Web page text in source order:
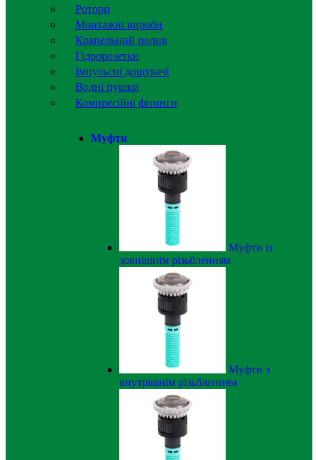
Ротори
Монтажні вироби
Крапельний полив
Гідророзетки
Імпульсні дощувачі
Водні пушки
Компресійні фітинги
Муфти
Муфти із
зовнішнім різьбленням
Муфти з
внутрішнім різьбленням